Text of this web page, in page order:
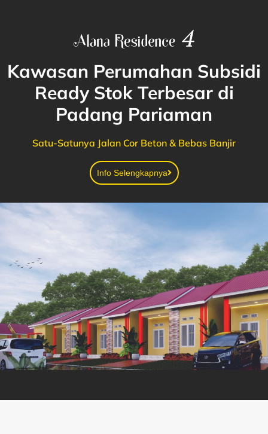
Kawasan Perumahan Subsidi
Ready Stok Terbesar di
Padang Pariaman
Satu-Satunya Jalan Cor Beton & Bebas Banjir
Info Selengkapnya